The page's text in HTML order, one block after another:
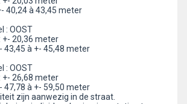
40,24 à 43,45 meter
: OOST
+- 20,36 meter
43,45 à +- 45,48 meter
: OOST
+- 26,68 meter
47,78 à +- 59,50 meter
zijn aanwezig in de straat.